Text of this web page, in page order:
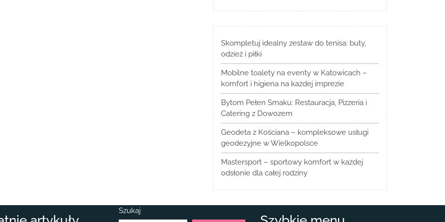
Skompletuj idealny zestaw do tenisa: buty,
odzież i piłki
Mobilne toalety na eventy w Katowicach –
komfort i higiena na każdej imprezie
Bytom Pełen Smaku: Restauracja, Pizzeria i
Catering z Dowozem
Geodeta z Kościana – kompleksowe usługi
geodezyjne w Wielkopolsce
Mastersport – sportowy komfort w każdej
odsłonie dla całej rodziny
Szukaj